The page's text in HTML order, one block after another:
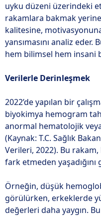
uyku düzeni üzerindeki
rakamlara bakmak
kalitesine,
yansımasını analiz
hem bilimsel hem insani
Verilerle Derinleşmek
2022’de yapılan bir
biyokimya hemogram
anormal hematolojik
(Kaynak: T.C. Sağlık
Verileri, 2022). Bu
fark etmeden yaşadığını
Örneğin, düşük
görülürken, erkeklerde
değerleri daha yaygın.